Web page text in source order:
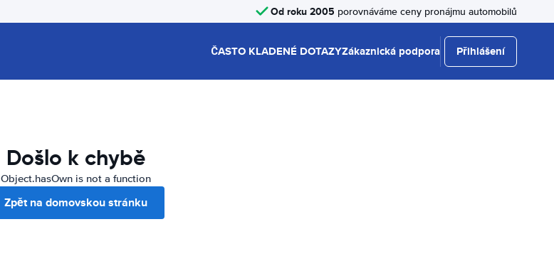
Od roku 2005 porovnáváme ceny pronájmu automobilů
ČASTO KLADENÉ DOTAZYZákaznická podpora Přihlášení
Došlo k chybě
Object.hasOwn is not a function
Zpět na domovskou stránku